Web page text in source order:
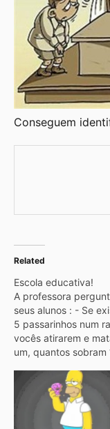
Conseguem
Related
Escola educativa!
A professora
seus alunos : - Se
5 passarinhos num
vocês atirarem e
um, quantos sobram
Joãozinho. A
fica surpresa com a
resposta : - Nenhum
Claro... com o